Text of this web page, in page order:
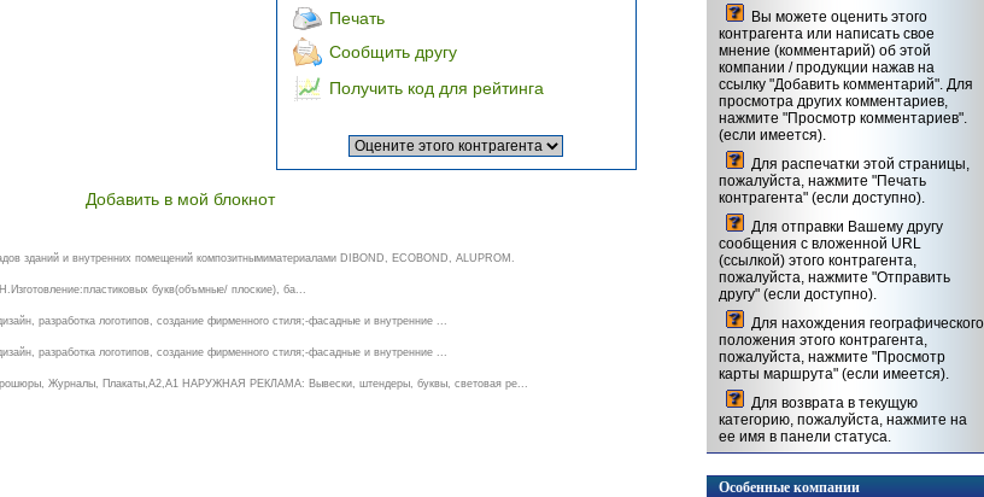
Печать
Сообщить другу
Получить код для рейтинга
Добавить в мой блокнот
зданий и внутренних помещений композитнымиматериалами DIBOND, ECOBOND, ALUPROM.
букв(объмные/ плоские), ба...
разработка логотипов, создание фирменного стиля;-фасадные и внутренние ...
разработка логотипов, создание фирменного стиля;-фасадные и внутренние ...
Журналы, Плакаты,А2,А1 НАРУЖНАЯ РЕКЛАМА: Вывески, штендеры, буквы, световая ре...
Вы можете оценить этого
контрагента или написать свое
мнение (комментарий) об этой
компании / продукции нажав на
ссылку "Добавить комментарий". Для
просмотра других комментариев,
нажмите "Просмотр комментариев".
(если имеется).
Для распечатки этой страницы,
пожалуйста, нажмите "Печать
контрагента" (если доступно).
Для отправки Вашему другу
сообщения с вложенной URL
(ссылкой) этого контрагента,
пожалуйста, нажмите "Отправить
другу" (если доступно).
Для нахождения географического
положения этого контрагента,
пожалуйста, нажмите "Просмотр
карты маршрута" (если имеется).
Для возврата в текущую
категорию, пожалуйста, нажмите на
ее имя в панели статуса.
Особенные компании